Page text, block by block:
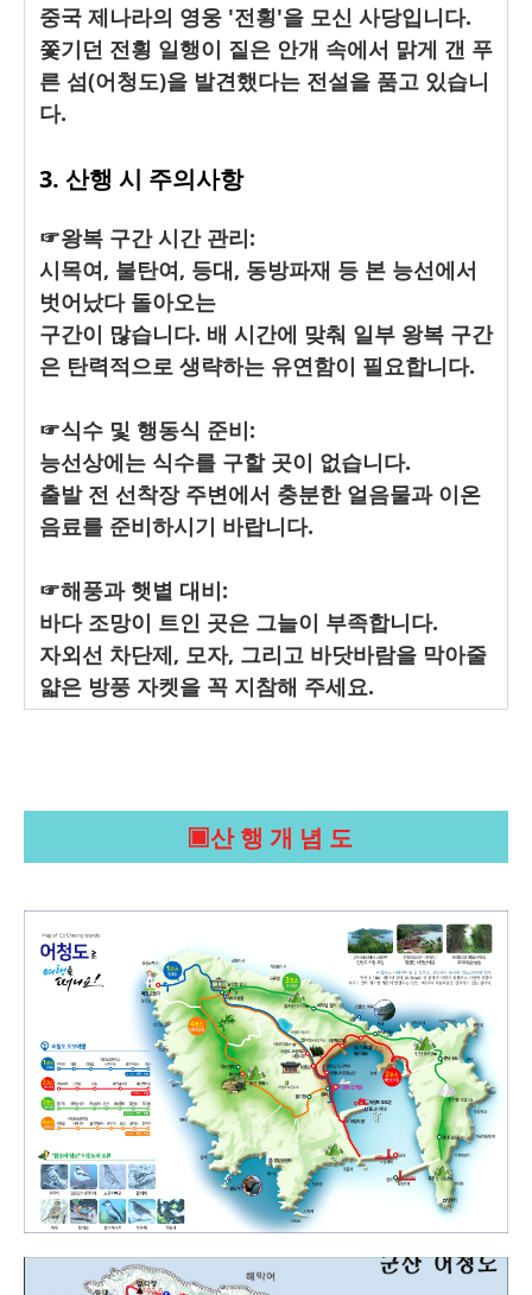
중국 제나라의 영웅 '전횡'을 모신 사당입니다.
쫓기던 전횡 일행이 짙은 안개 속에서 맑게 갠 푸
른 섬(어청도)을 발견했다는 전설을 품고 있습니
다.
3. 산행 시 주의사항
☞왕복 구간 시간 관리:
시목여, 불탄여, 등대, 동방파재 등 본 능선에서
벗어났다 돌아오는
구간이 많습니다. 배 시간에 맞춰 일부 왕복 구간
은 탄력적으로 생략하는 유연함이 필요합니다.
☞식수 및 행동식 준비:
능선상에는 식수를 구할 곳이 없습니다.
출발 전 선착장 주변에서 충분한 얼음물과 이온
음료를 준비하시기 바랍니다.
☞해풍과 햇볕 대비:
바다 조망이 트인 곳은 그늘이 부족합니다.
자외선 차단제, 모자, 그리고 바닷바람을 막아줄
얇은 방풍 자켓을 꼭 지참해 주세요.
▣산 행 개 념 도